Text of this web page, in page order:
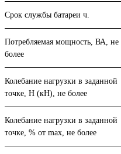
Срок службы батареи ч.
Потребляемая мощность, ВА, не
более
Колебание нагрузки в задан­ной
точке, Н (кН), не более
Колебание нагрузки в задан­ной
точке, % от max, не более